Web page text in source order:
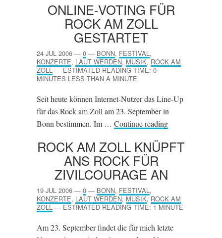
ONLINE-VOTING FÜR
ROCK AM ZOLL
GESTARTET
24 JUL 2006 — 0 — BONN, FESTIVAL,
KONZERTE, LAUT WERDEN,MUSIK,ROCK AM
ZOLL —ESTIMATED READING TIME: 0
MINUTES LESS THAN A MINUTE
Seit heute können Internet-Nutzer das Line-Up
für das Rock am Zoll am 23. September in
Bonn bestimmen. Im … Continue reading
ROCK AM ZOLL KNÜPFT
ANS ROCK FÜR
ZIVILCOURAGE AN
19 JUL 2006 — 0 — BONN, FESTIVAL,
KONZERTE, LAUT WERDEN,MUSIK,ROCK AM
ZOLL —ESTIMATED READING TIME: 1 MINUTE
Am 23. September findet die für mich letzte